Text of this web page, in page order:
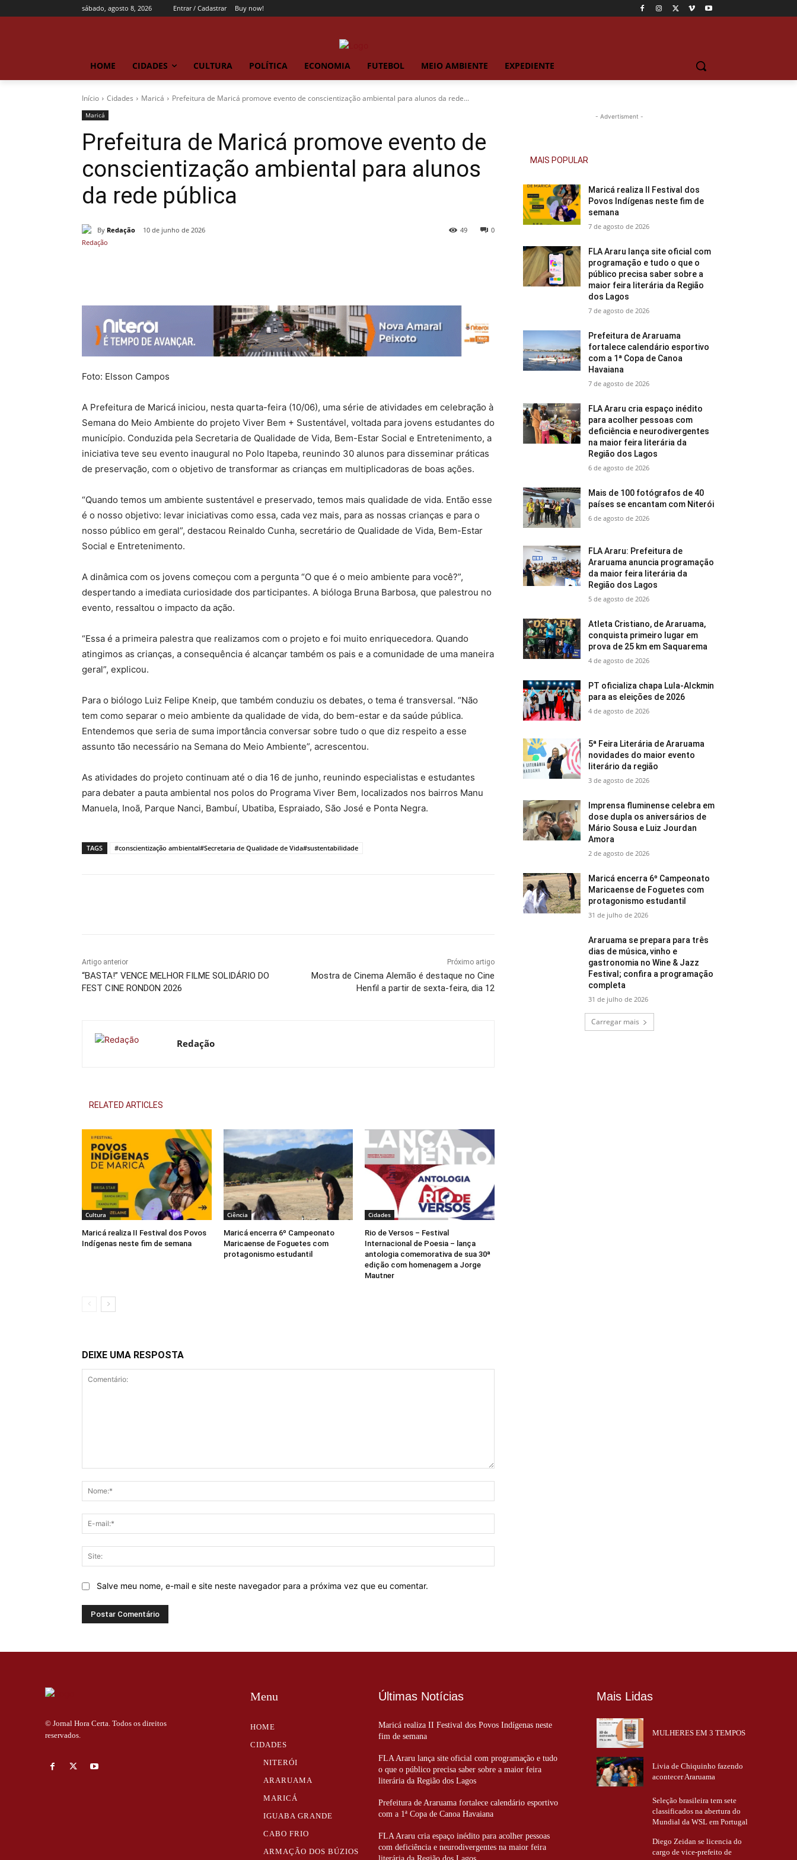
sábado, agosto 8, 2026 Entrar / Cadastrar Buy now!
HOME CIDADES CULTURA POLÍTICA ECONOMIA FUTEBOL MEIO AMBIENTE EXPEDIENTE
Início Cidades Maricá Prefeitura de Maricá promove evento de conscientização ambiental para alunos da rede...
Maricá
Prefeitura de Maricá promove evento de
conscientização ambiental para alunos
da rede pública
By Redação 10 de junho de 2026 0
49
Foto: Elsson Campos
A Prefeitura de Maricá iniciou, nesta quarta-feira (10/06), uma série de atividades em celebração à
Semana do Meio Ambiente do projeto Viver Bem + Sustentável, voltada para jovens estudantes do
município. Conduzida pela Secretaria de Qualidade de Vida, Bem-Estar Social e Entretenimento, a
iniciativa teve seu evento inaugural no Polo Itapeba, reunindo 30 alunos para disseminar práticas
de preservação, com o objetivo de transformar as crianças em multiplicadoras de boas ações.
“Quando temos um ambiente sustentável e preservado, temos mais qualidade de vida. Então esse
é o nosso objetivo: levar iniciativas como essa, cada vez mais, para as nossas crianças e para o
nosso público em geral”, destacou Reinaldo Cunha, secretário de Qualidade de Vida, Bem-Estar
Social e Entretenimento.
A dinâmica com os jovens começou com a pergunta “O que é o meio ambiente para você?”,
despertando a imediata curiosidade dos participantes. A bióloga Bruna Barbosa, que palestrou no
evento, ressaltou o impacto da ação.
“Essa é a primeira palestra que realizamos com o projeto e foi muito enriquecedora. Quando
atingimos as crianças, a consequência é alcançar também os pais e a comunidade de uma maneira
geral”, explicou.
Para o biólogo Luiz Felipe Kneip, que também conduziu os debates, o tema é transversal. “Não
tem como separar o meio ambiente da qualidade de vida, do bem-estar e da saúde pública.
Entendemos que seria de suma importância conversar sobre tudo o que diz respeito a esse
assunto tão necessário na Semana do Meio Ambiente”, acrescentou.
As atividades do projeto continuam até o dia 16 de junho, reunindo especialistas e estudantes
para debater a pauta ambiental nos polos do Programa Viver Bem, localizados nos bairros Manu
Manuela, Inoã, Parque Nanci, Bambuí, Ubatiba, Espraiado, São José e Ponta Negra.
TAGS #conscientização ambiental#Secretaria de Qualidade de Vida#sustentabilidade
Artigo anterior
“BASTA!” VENCE MELHOR FILME SOLIDÁRIO DO
FEST CINE RONDON 2026
Próximo artigo
Mostra de Cinema Alemão é destaque no Cine
Henfil a partir de sexta-feira, dia 12
Redação
RELATED ARTICLES
Cultura
Maricá realiza II Festival dos Povos
Indígenas neste fim de semana
Ciência
Maricá encerra 6º Campeonato
Maricaense de Foguetes com
protagonismo estudantil
Cidades
Rio de Versos – Festival
Internacional de Poesia – lança
antologia comemorativa de sua 30ª
edição com homenagem a Jorge
Mautner
DEIXE UMA RESPOSTA
mail:*
Salve meu nome, e-mail e site neste navegador para a próxima vez que eu comentar.
- Advertisment -
MAIS POPULAR
Maricá realiza II Festival dos
Povos Indígenas neste fim de
semana
7 de agosto de 2026
FLA Araru lança site oficial com
programação e tudo o que o
público precisa saber sobre a
maior feira literária da Região
dos Lagos
7 de agosto de 2026
Prefeitura de Araruama
fortalece calendário esportivo
com a 1ª Copa de Canoa
Havaiana
7 de agosto de 2026
FLA Araru cria espaço inédito
para acolher pessoas com
deficiência e neurodivergentes
na maior feira literária da
Região dos Lagos
6 de agosto de 2026
Mais de 100 fotógrafos de 40
países se encantam com Niterói
6 de agosto de 2026
FLA Araru: Prefeitura de
Araruama anuncia programação
da maior feira literária da
Região dos Lagos
5 de agosto de 2026
Atleta Cristiano, de Araruama,
conquista primeiro lugar em
prova de 25 km em Saquarema
4 de agosto de 2026
PT oficializa chapa Lula-Alckmin
para as eleições de 2026
4 de agosto de 2026
5ª Feira Literária de Araruama
novidades do maior evento
literário da região
3 de agosto de 2026
Imprensa fluminense celebra em
dose dupla os aniversários de
Mário Sousa e Luiz Jourdan
Amora
2 de agosto de 2026
Maricá encerra 6º Campeonato
Maricaense de Foguetes com
protagonismo estudantil
31 de julho de 2026
Araruama se prepara para três
dias de música, vinho e
gastronomia no Wine & Jazz
Festival; confira a programação
completa
31 de julho de 2026
Carregar mais
© Jornal Hora Certa. Todos os direitos
reservados.
Menu
HOME
CIDADES
NITERÓI
ARARUAMA
MARICÁ
IGUABA GRANDE
CABO FRIO
ARMAÇÃO DOS BÚZIOS
Últimas Notícias
Maricá realiza II Festival dos Povos Indígenas neste
fim de semana
FLA Araru lança site oficial com programação e tudo
o que o público precisa saber sobre a maior feira
literária da Região dos Lagos
Prefeitura de Araruama fortalece calendário esportivo
com a 1ª Copa de Canoa Havaiana
FLA Araru cria espaço inédito para acolher pessoas
com deficiência e neurodivergentes na maior feira
Mais Lidas
MULHERES EM 3 TEMPOS
Livia de Chiquinho fazendo
acontecer Araruama
Seleção brasileira tem sete
classificados na abertura do
Mundial da WSL em Portugal
Diego Zeidan se licencia do
cargo de vice-prefeito de